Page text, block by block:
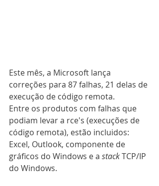
Este mês, a Microsoft lança
correções para 87 falhas, 21 delas de
execução de código remota.
Entre os produtos com falhas que
podiam levar a rce's (execuções de
código remota), estão incluidos:
Excel, Outlook, componente de
gráficos do Windows e a stack TCP/IP
do Windows.